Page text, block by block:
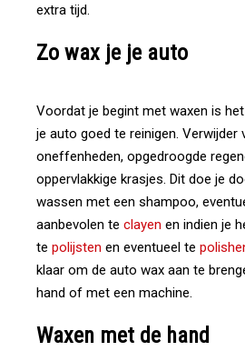
extra tijd.
Zo wax je je auto
Voordat je begint met waxen is
je auto goed te reinigen. Verwijder
oneffenheden, opgedroogde
oppervlakkige krasjes. Dit doe je
wassen met een shampoo,
aanbevolen te clayen en indien je
te polijsten en eventueel te
klaar om de auto wax aan te
hand of met een machine.
Waxen met de hand